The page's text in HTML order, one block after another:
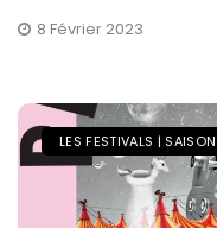
8 Février 2023
LES FESTIVALS |